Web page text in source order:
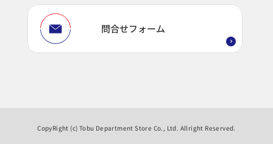
問合せフォーム
CopyRight (c) Tobu Department Store Co., Ltd. Allright Reserved.